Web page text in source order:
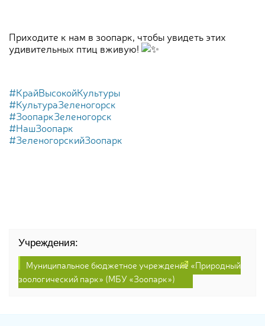
Приходите к нам в зоопарк, чтобы увидеть этих
удивительных птиц вживую!
#КрайВысокойКультуры
#КультураЗеленогорск
#ЗоопаркЗеленогорск
#НашЗоопарк
#ЗеленогорскийЗоопарк
Учреждения:
Муниципальное бюджетное учреждение «Природный
зоологический парк» (МБУ «Зоопарк»)